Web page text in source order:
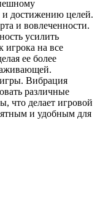
достижению целей.
и вовлеченности.
усилить
игрока на все
ее более
Вибрация
различные
что делает игровой
и удобным для